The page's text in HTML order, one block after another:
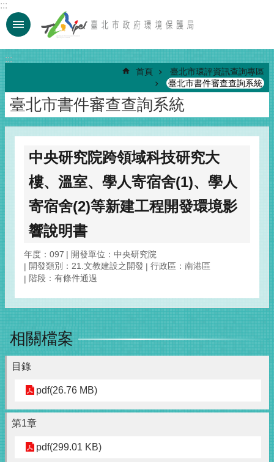
跳到主要內容區塊
:::
:::
首頁
臺北市環評資訊查詢專區
臺北市書件審查查詢系統
臺北市書件審查查詢系統
中央研究院跨領域科技研究大
樓、溫室、學人寄宿舍(1)、學人
寄宿舍(2)等新建工程開發環境影
響說明書
年度：097
開發單位：中央研究院
開發類別：21.文教建設之開發
行政區：南港區
階段：有條件通過
相關檔案
目錄
pdf(26.76 MB)
第1章
pdf(299.01 KB)